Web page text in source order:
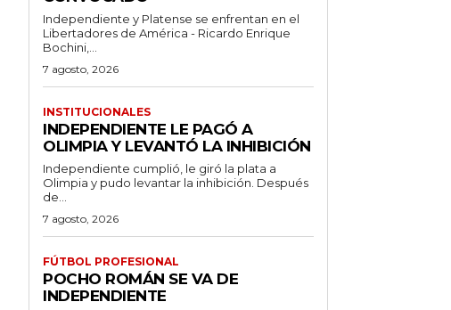
Independiente y Platense se enfrentan en el
Libertadores de América - Ricardo Enrique
Bochini,...
7 agosto, 2026
INSTITUCIONALES
INDEPENDIENTE LE PAGÓ A
OLIMPIA Y LEVANTÓ LA INHIBICIÓN
Independiente cumplió, le giró la plata a
Olimpia y pudo levantar la inhibición. Después
de...
7 agosto, 2026
FÚTBOL PROFESIONAL
POCHO ROMÁN SE VA DE
INDEPENDIENTE